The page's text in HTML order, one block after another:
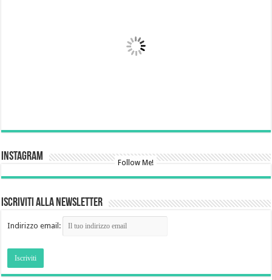
Instagram Follow Me!
Iscriviti alla newsletter
Indirizzo email: